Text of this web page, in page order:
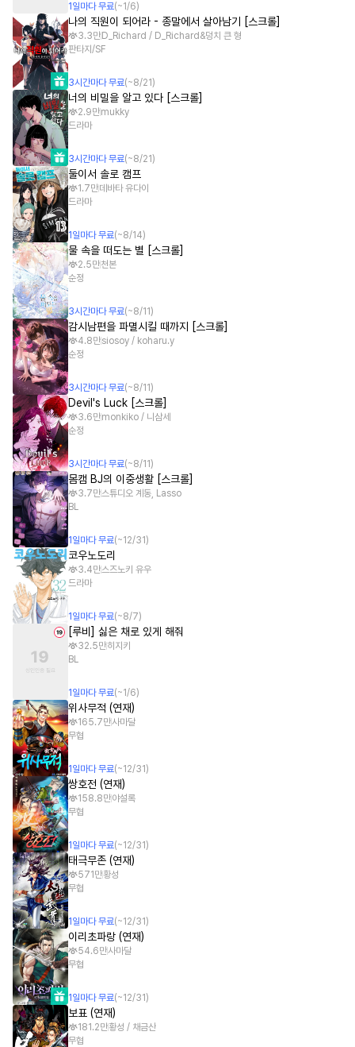
1 일마다 무료(~1/6)
나의 직원이 되어라 - 종말에서 살아남기 [스크롤]
3.3만 D_Richard / D_Richard&덩치 큰 형
판타지/SF
3시간마다 무료(~8/21 )
너의 비밀을 알고 있다 [스크롤]
2.9만mukky
드라마
3시간마다 무료(~8/21 )
둘이서 솔로 캠프
1.7만데바타 유다이
드라마
1 일마다 무료(~8/14)
물 속을 떠도는 별 [스크롤]
2.5만천본
순정
3시간마다 무료(~8/11 )
감시남편을 파멸시킬 때까지 [스크롤]
4.8만siosoy / koharu.y
순정
3시간마다 무료(~8/11 )
Devil's Luck [스크롤]
3.6만monkiko / 니삼세
순정
3시간마다 무료(~8/11 )
몸캠 BJ의 이중생활 [스크롤]
3.7만스튜디오 계동, Lasso
BL
1 일마다 무료(~12/31 )
코우노도리
3.4만스즈노키 유우
드라마
1 일마다 무료(~8/7)
[루비] 싫은 채로 있게 해줘
32.5만히지키
BL
1 일마다 무료(~1/6)
위사무적 (연재)
165.7만사마달
무협
1 일마다 무료(~12/31 )
쌍호전 (연재)
158.8만야설록
무협
1 일마다 무료(~12/31 )
태극무존 (연재)
571만황성
무협
1 일마다 무료(~12/31 )
이리초파랑 (연재)
54.6만사마달
무협
1 일마다 무료(~12/31 )
보표 (연재)
181.2만황성 / 채금산
무협